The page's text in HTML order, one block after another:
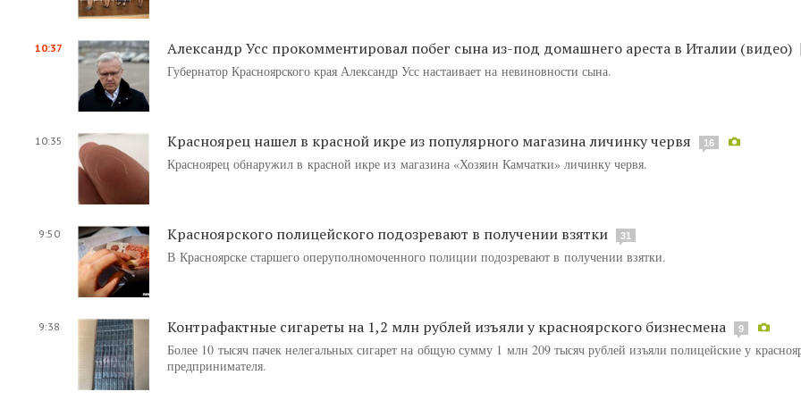
10:37 Александр Усс прокомментировал побег сына из-под домашнего ареста в Италии (видео)
Губернатор Красноярского края Александр Усс настаивает на невиновности сына.
10:35 Красноярец нашел в красной икре из популярного магазина личинку червя 16
Красноярец обнаружил в красной икре из магазина «Хозяин Камчатки» личинку червя.
9:50 Красноярского полицейского подозревают в получении взятки 31
В Красноярске старшего оперуполномоченного полиции подозревают в получении взятки.
9:38 Контрафактные сигареты на 1,2 млн рублей изъяли у красноярского бизнесмена 9
Более 10 тысяч пачек нелегальных сигарет на общую сумму 1 млн 209 тысяч рублей изъяли полицейские у
предпринимателя.